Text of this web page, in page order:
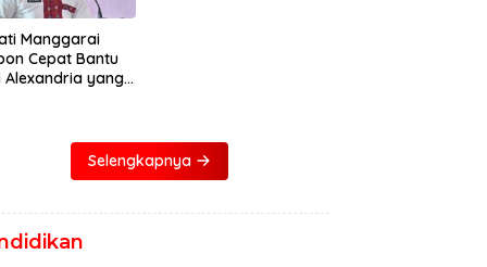
Manggarai
Cepat Bantu
Alexandria yang
Selengkapnya